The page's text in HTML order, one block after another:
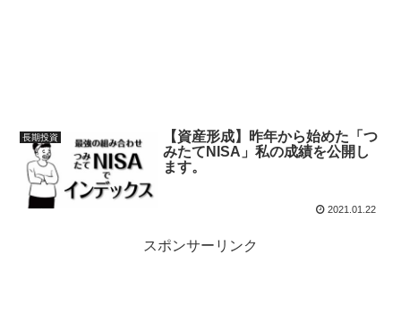
長期投資
【資産形成】昨年から始めた「つ
みたてNISA」私の成績を公開し
ます。
2021.01.22
スポンサーリンク